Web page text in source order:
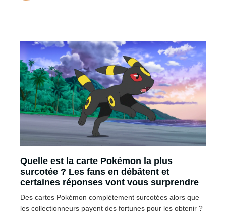
Quelle est la carte Pokémon la plus
surcotée ? Les fans en débâtent et
certaines réponses vont vous surprendre
Des cartes Pokémon complètement surcotées alors que
les collectionneurs payent des fortunes pour les obtenir ?